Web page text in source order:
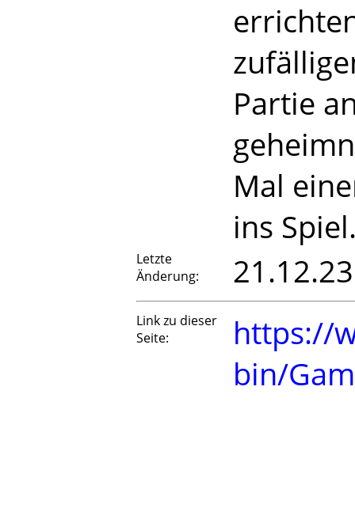
Partie
Mal
ins
Letzte
Änderung:
21.12.23
Link zu dieser
Seite:
https://
bin/